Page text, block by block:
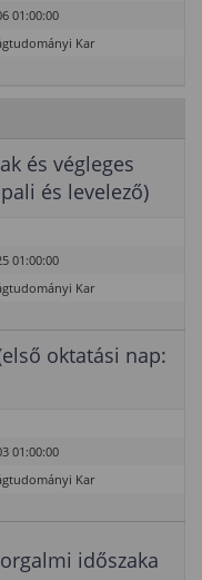
01:00:00
Kar
és végleges
és levelező)
01:00:00
Kar
oktatási nap:
01:00:00
Kar
időszaka